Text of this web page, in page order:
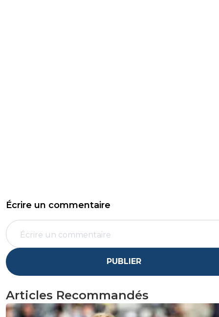
Écrire un commentaire
PUBLIER
Articles Recommandés